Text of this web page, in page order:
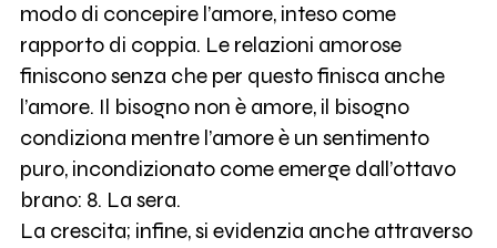
modo di concepire l’amore, inteso come
rapporto di coppia. Le relazioni amorose
finiscono senza che per questo finisca anche
l’amore. Il bisogno non è amore, il bisogno
condiziona mentre l’amore è un sentimento
puro, incondizionato come emerge dall’ottavo
brano: 8. La sera.
La crescita; infine, si evidenzia anche attraverso